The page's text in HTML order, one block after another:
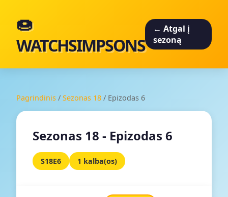
🍩
WATCHSIMPSONS
← Atgal į
sezoną
Pagrindinis / Sezonas 18 / Epizodas 6
Sezonas 18 - Epizodas 6
S18E6 1 kalba(os)